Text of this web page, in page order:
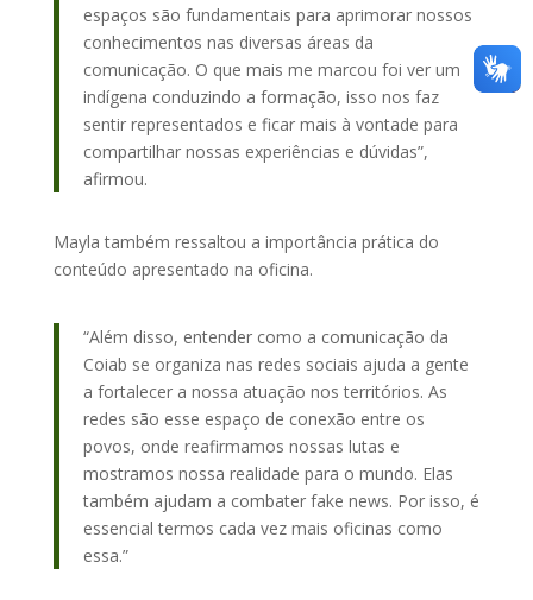
espaços são fundamentais para aprimorar nossos
conhecimentos nas diversas áreas da
comunicação. O que mais me marcou foi ver um
indígena conduzindo a formação, isso nos faz
sentir representados e ficar mais à vontade para
compartilhar nossas experiências e dúvidas”,
afirmou.
Mayla também ressaltou a importância prática do
conteúdo apresentado na oficina.
“Além disso, entender como a comunicação da
Coiab se organiza nas redes sociais ajuda a gente
a fortalecer a nossa atuação nos territórios. As
redes são esse espaço de conexão entre os
povos, onde reafirmamos nossas lutas e
mostramos nossa realidade para o mundo. Elas
também ajudam a combater fake news. Por isso, é
essencial termos cada vez mais oficinas como
essa.”